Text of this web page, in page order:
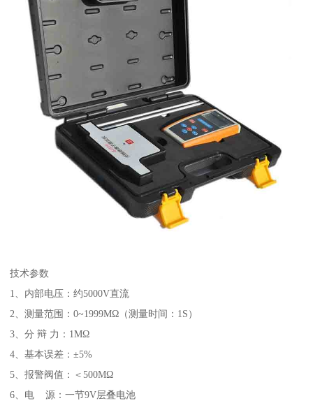
技术参数
1、内部电压：约5000V直流
2、测量范围：0~1999MΩ（测量时间：1S）
3、分 辩 力：1MΩ
4、基本误差：±5%
5、报警阀值：＜500MΩ
6、电 源：一节9V层叠电池